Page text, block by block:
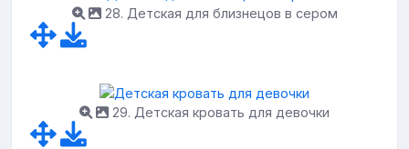
28. Детская для близнецов в сером
29. Детская кровать для девочки